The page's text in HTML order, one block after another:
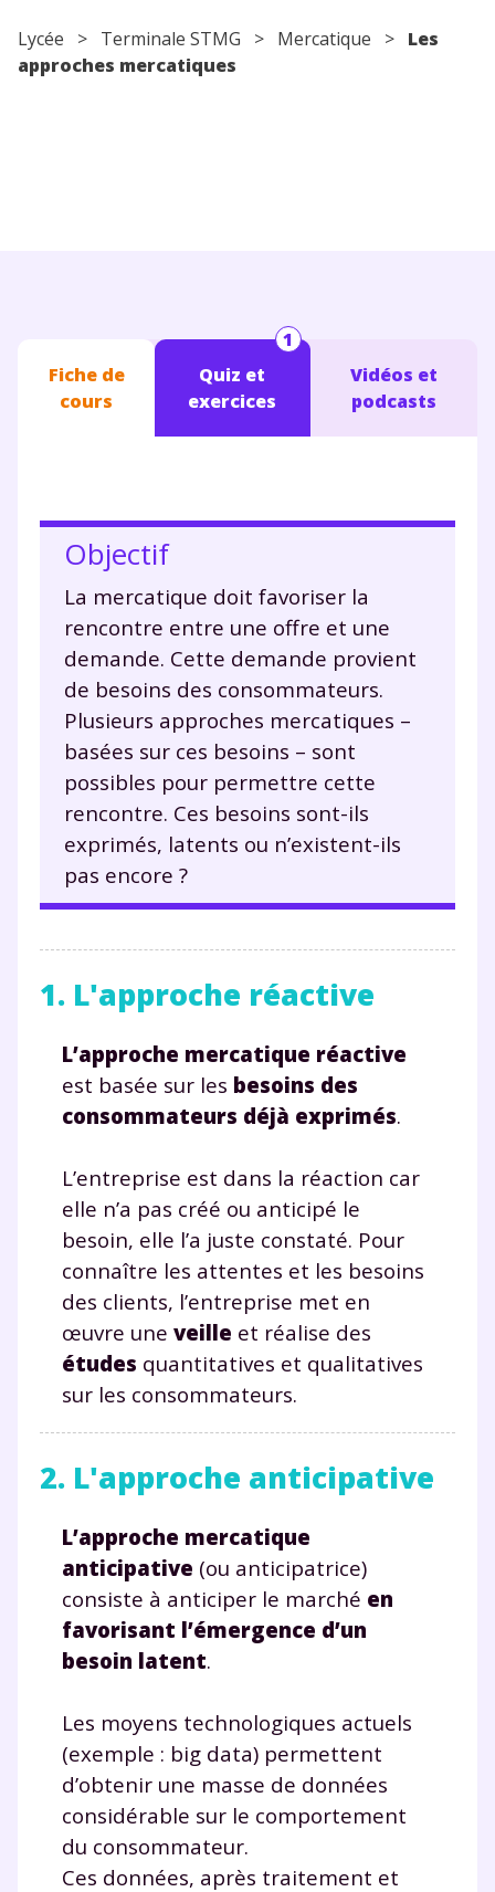
Lycée > Terminale STMG > Mercatique > Les
approches mercatiques
Fiche de
cours
Quiz et
exercices
1
Vidéos et
podcasts
Objectif
La mercatique doit favoriser la
rencontre entre une offre et une
demande. Cette demande provient
de besoins des consommateurs.
Plusieurs approches mercatiques –
basées sur ces besoins – sont
possibles pour permettre cette
rencontre. Ces besoins sont-ils
exprimés, latents ou n’existent-ils
pas encore ?
1. L'approche réactive
L’approche mercatique réactive
est basée sur les besoins des
consommateurs déjà exprimés.
L’entreprise est dans la réaction car
elle n’a pas créé ou anticipé le
besoin, elle l’a juste constaté. Pour
connaître les attentes et les besoins
des clients, l’entreprise met en
œuvre une veille et réalise des
études quantitatives et qualitatives
sur les consommateurs.
2. L'approche anticipative
L’approche mercatique
anticipative (ou anticipatrice)
consiste à anticiper le marché en
favorisant l’émergence d’un
besoin latent.
Les moyens technologiques actuels
(exemple : big data) permettent
d’obtenir une masse de données
considérable sur le comportement
du consommateur.
Ces données, après traitement et